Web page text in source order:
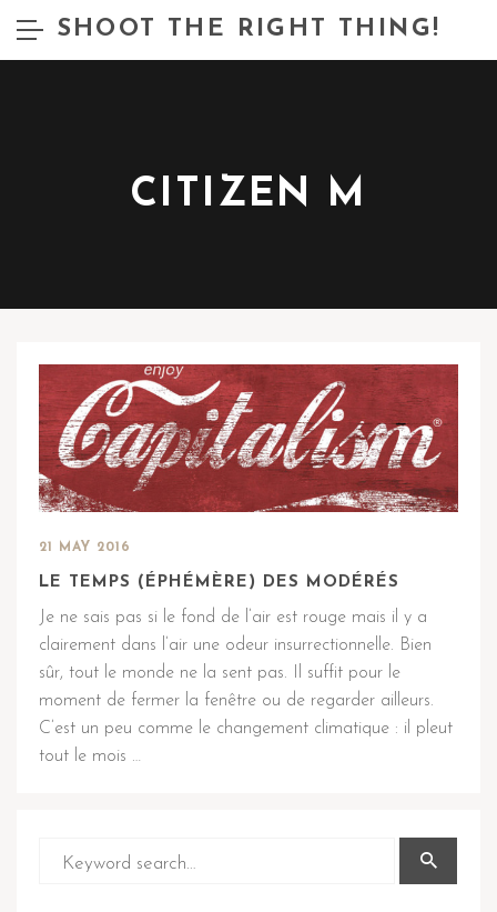
SHOOT THE RIGHT THING!
CITIZEN M
21 MAY 2016
LE TEMPS (ÉPHÉMÈRE) DES MODÉRÉS
Je ne sais pas si le fond de l’air est rouge mais il y a
clairement dans l’air une odeur insurrectionnelle. Bien
sûr, tout le monde ne la sent pas. Il suffit pour le
moment de fermer la fenêtre ou de regarder ailleurs.
C’est un peu comme le changement climatique : il pleut
tout le mois …